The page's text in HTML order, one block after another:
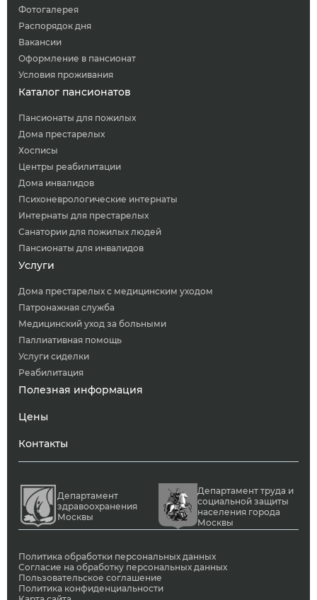
Фотогалерея
Распорядок дня
Вакансии
Оформление в пансионат
Условия проживания
Каталог пансионатов
Пансионаты для пожилых
Дома престарелых
Хосписы
Центры реабилитации
Дома инвалидов
Психоневрологические интернаты
Интернаты для престарелых
Санатории для пожилых людей
Пансионаты для инвалидов
Услуги
Дома престарелых с медицинским уходом
Патронажная служба
Медицинский уход за больными
Паллиативная помощь
Услуги сиделки
Реабилитация
Полезная информация
Цены
Контакты
Департамент
здравоохранения
Москвы
Департамент труда и
социальной защиты
населения города
Москвы
Политика обработки персональных данных
Согласие на обработку персональных данных
Пользовательское соглашение
Политика конфиденциальности